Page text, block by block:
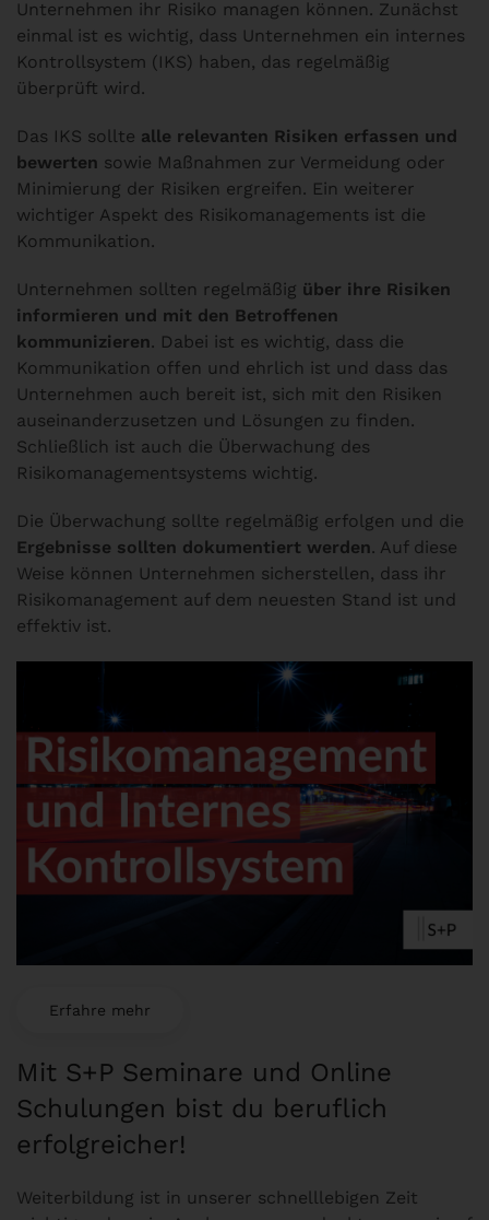
Unternehmen ihr Risiko managen können. Zunächst
einmal ist es wichtig, dass Unternehmen ein internes
Kontrollsystem (IKS) haben, das regelmäßig
überprüft wird.
Das IKS sollte alle relevanten Risiken erfassen und
bewerten sowie Maßnahmen zur Vermeidung oder
Minimierung der Risiken ergreifen. Ein weiterer
wichtiger Aspekt des Risikomanagements ist die
Kommunikation.
Unternehmen sollten regelmäßig über ihre Risiken
informieren und mit den Betroffenen
kommunizieren. Dabei ist es wichtig, dass die
Kommunikation offen und ehrlich ist und dass das
Unternehmen auch bereit ist, sich mit den Risiken
auseinanderzusetzen und Lösungen zu finden.
Schließlich ist auch die Überwachung des
Risikomanagementsystems wichtig.
Die Überwachung sollte regelmäßig erfolgen und die
Ergebnisse sollten dokumentiert werden. Auf diese
Weise können Unternehmen sicherstellen, dass ihr
Risikomanagement auf dem neuesten Stand ist und
effektiv ist.
Erfahre mehr
Mit S+P Seminare und Online
Schulungen bist du beruflich
erfolgreicher!
Weiterbildung ist in unserer schnelllebigen Zeit